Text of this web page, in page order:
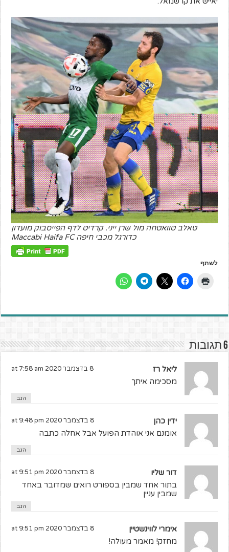
טאלב טוואטחה מול שרן ייני. קרדיט לדף הפייסבוק מועדון
כדורגל מכבי חיפה Maccabi Haifa FC
לשתף
6 תגובות
ליאל רז 8 בדצמבר 2020 at 7:58 am
מסכימה איתך
הגב
ידין כהן 8 בדצמבר 2020 at 9:48 pm
אומנם אני אוהדת הפועל אבל אחלה כתבה
הגב
דור שליו 8 בדצמבר 2020 at 9:51 pm
בתור אחד שמבין בספורט רואים שמדובר באחד
שמבין עניין
הגב
אימרי לווינשטיין 8 בדצמבר 2020 at 9:51 pm
מחזק! מאמר מעולה!